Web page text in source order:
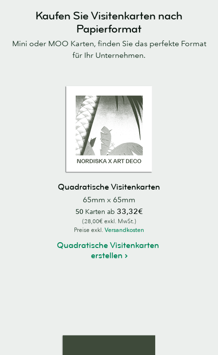
Kaufen Sie Visitenkarten nach
Papierformat
Mini oder MOO Karten, finden Sie das perfekte Format
für Ihr Unternehmen.
Quadratische Visitenkarten
65mm x 65mm
50Karten ab 33,32€
(28,00€ exkl. MwSt.)
Preise exkl. Versandkosten
Quadratische Visitenkarten
erstellen